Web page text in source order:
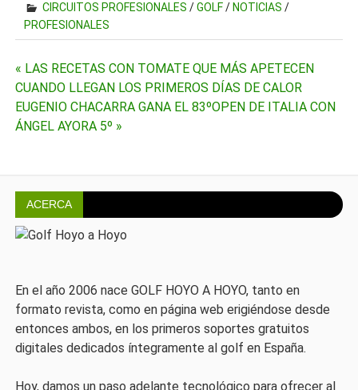
CIRCUITOS PROFESIONALES /GOLF/ NOTICIAS /
PROFESIONALES
Navegación
de
entradas
« LAS RECETAS CON TOMATE QUE MÁS APETECEN
CUANDO LLEGAN LOS PRIMEROS DÍAS DE CALOR
EUGENIO CHACARRA GANA EL 83ºOPEN DE ITALIA CON
ÁNGEL AYORA 5º »
ACERCA
En el año 2006 nace GOLF HOYO A HOYO, tanto en
formato revista, como en página web erigiéndose desde
entonces ambos, en los primeros soportes gratuitos
digitales dedicados íntegramente al golf en España.
Hoy, damos un paso adelante tecnológico para ofrecer al